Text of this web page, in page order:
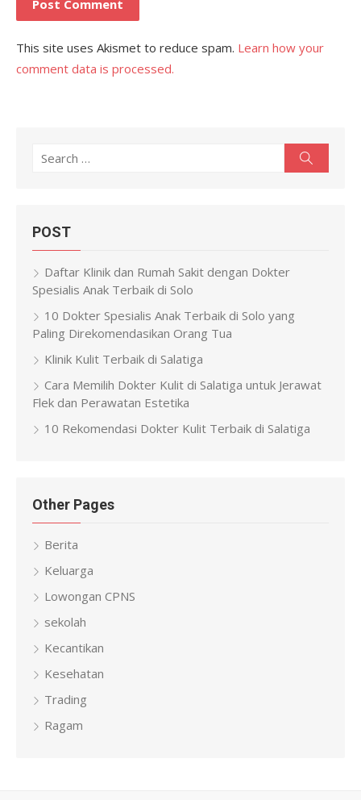
This site uses Akismet to reduce spam. Learn how your
comment data is processed.
Search
POST
Daftar Klinik dan Rumah Sakit dengan Dokter
Spesialis Anak Terbaik di Solo
10 Dokter Spesialis Anak Terbaik di Solo yang
Paling Direkomendasikan Orang Tua
Klinik Kulit Terbaik di Salatiga
Cara Memilih Dokter Kulit di Salatiga untuk Jerawat
Flek dan Perawatan Estetika
10 Rekomendasi Dokter Kulit Terbaik di Salatiga
Other Pages
Berita
Keluarga
Lowongan CPNS
sekolah
Kecantikan
Kesehatan
Trading
Ragam